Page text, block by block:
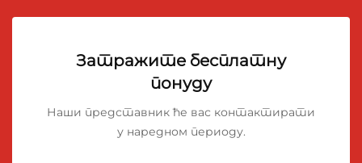
Затражите бесплатну
понуду
Наши представник ће вас контактирати
у наредном периоду.